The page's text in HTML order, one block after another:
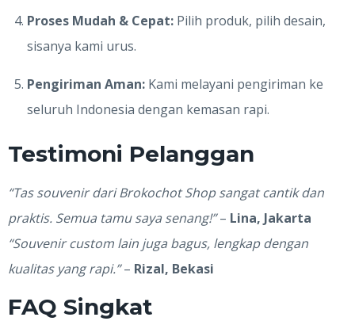
Proses Mudah & Cepat: Pilih produk, pilih desain,
sisanya kami urus.
Pengiriman Aman: Kami melayani pengiriman ke
seluruh Indonesia dengan kemasan rapi.
Testimoni Pelanggan
“Tas souvenir dari Brokochot Shop sangat cantik dan
praktis. Semua tamu saya senang!”– Lina, Jakarta
“Souvenir custom lain juga bagus, lengkap dengan
kualitas yang rapi.”– Rizal, Bekasi
FAQ Singkat